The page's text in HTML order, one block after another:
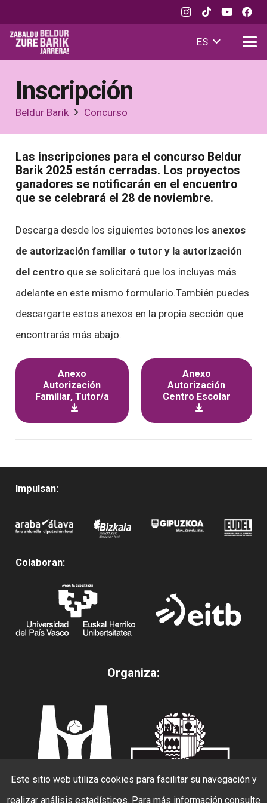
ES
Inscripción
Beldur Barik Concurso
Las inscripciones para el concurso Beldur
Barik 2025 están cerradas. Los proyectos
ganadores se notificarán en el encuentro
que se celebrará el 28 de noviembre.
Descarga desde los siguientes botones los anexos
de autorización familiar o tutor y la autorización
del centroque se solicitará que los incluyas más
adelante en este mismo formulario.También puedes
descargarte estos anexos en la propia sección que
encontrarás más abajo.
Anexo
Autorización
Familiar, Tutor/a
Anexo
Autorización
Centro Escolar
Impulsan:
Colaboran:
Organiza:
Este sitio web utiliza cookies para facilitar su navegación y
realizar análisis estadísticos. Para más información consulte